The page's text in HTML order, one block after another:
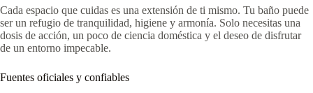
Cada espacio que cuidas es una extensión de ti mismo. Tu baño puede
ser un refugio de tranquilidad, higiene y armonía. Solo necesitas una
dosis de acción, un poco de ciencia doméstica y el deseo de disfrutar
de un entorno impecable.
Fuentes oficiales y confiables